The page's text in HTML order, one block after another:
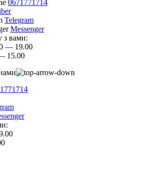
0671771714
Telegram
Messenger
з вами:
— 19.00
15.00